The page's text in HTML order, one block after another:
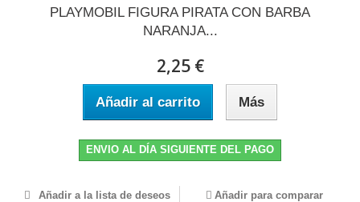
PLAYMOBIL FIGURA PIRATA CON BARBA
NARANJA...
2,25 €
Añadir al carrito Más
ENVIO AL DÍA SIGUIENTE DEL PAGO
Añadir a la lista de deseos Añadir para comparar